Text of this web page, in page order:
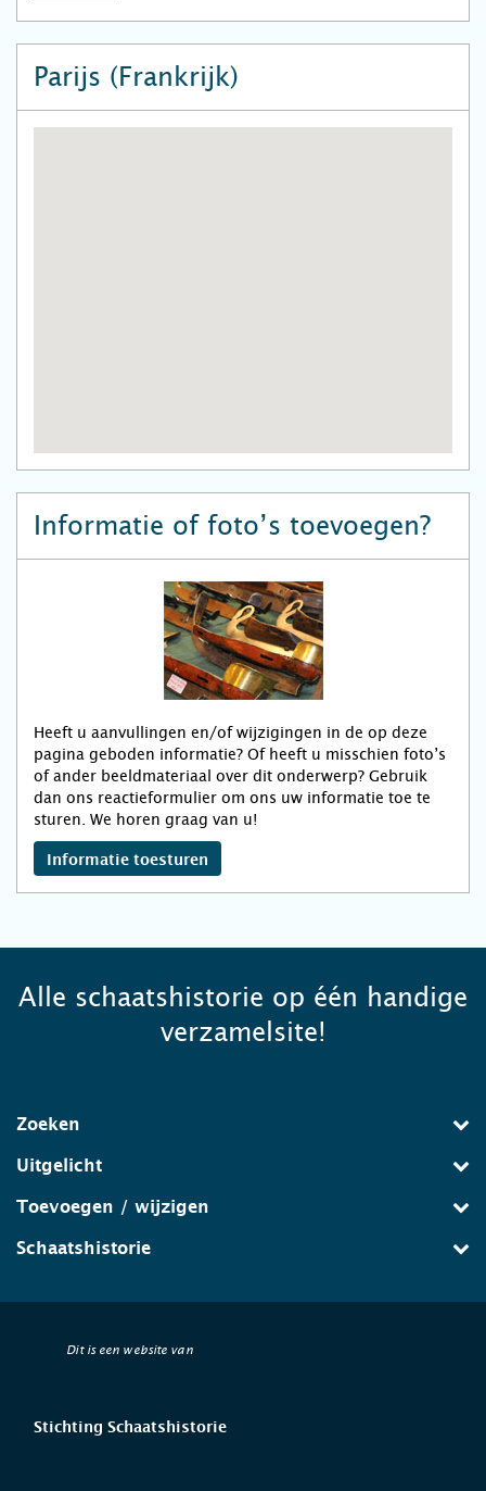
Parijs (Frankrijk)
Informatie of foto’s toevoegen?
Heeft u aanvullingen en/of wijzigingen in de op deze
pagina geboden informatie? Of heeft u misschien foto’s
of ander beeldmateriaal over dit onderwerp? Gebruik
dan ons reactieformulier om ons uw informatie toe te
sturen. We horen graag van u!
Informatie toesturen
Alle schaatshistorie op één handige
verzamelsite!
Zoeken
Uitgelicht
Toevoegen / wijzigen
Schaatshistorie
Dit is een website van
Stichting Schaatshistorie